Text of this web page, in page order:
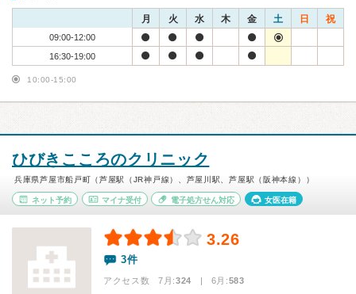
月 火 水 木 金 土 日 祝
09:00-12:00
16:30-19:00
10:00-15:00
ひびきこころのクリニック
兵庫県芦屋市船戸町（芦屋駅（JR神戸線）、芦屋川駅、芦屋駅（阪神本線））
ネット予約 マイナ受付 電子処方せん対応 女医在籍
3.26
3件
アクセス数 7月:324 | 6月:583